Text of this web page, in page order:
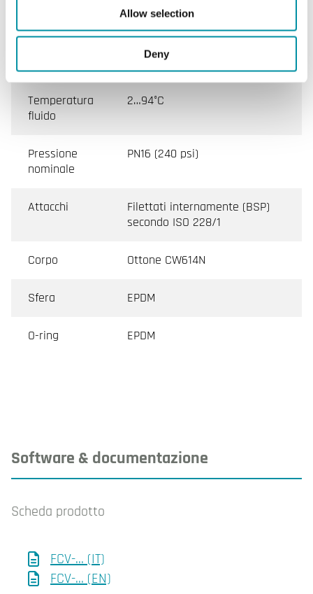
Allow selection
Deny
0 % del Kvs
Acqua calda, acqua fredda,
acqua/glicole
Temperatura
fluido
2…94°C
Pressione
nominale
PN16 (240 psi)
Attacchi
Filettati internamente (BSP)
secondo ISO 228/1
Corpo Ottone CW614N
Sfera EPDM
O-ring EPDM
Software & documentazione
Scheda prodotto
FCV-... (IT)
FCV-... (EN)